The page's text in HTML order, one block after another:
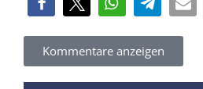
Kommentare anzeigen